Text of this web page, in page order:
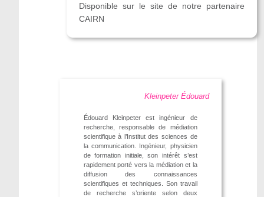
Disponible sur le site de notre partenaire
CAIRN
Kleinpeter Édouard
Édouard Kleinpeter est ingénieur de
recherche, responsable de médiation
scientifique à l’Institut des sciences de
la communication. Ingénieur, physicien
de formation initiale, son intérêt s’est
rapidement porté vers la médiation et la
diffusion des connaissances
scientifiques et techniques. Son travail
de recherche s’oriente selon deux